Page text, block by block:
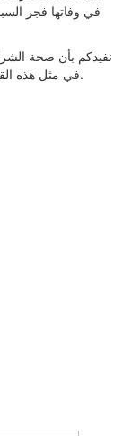
في وفاتها فجر
نفيدكم بأن صحة
في مثل هذه القضايا مع ذوي العلاقة بالمستشفى المعني، وسوف يتم بمشيئة الله اتخاذ اللازم على ضوء نتائج التحقق والتحقيق.